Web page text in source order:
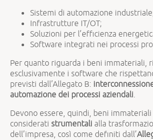
Sistemi di automazione
Infrastrutture IT/OT;
Soluzioni per l’efficienza
Software integrati nei processi
Per quanto riguarda i beni immateriali,
esclusivamente i software che
previsti dall’Allegato B:
automazione dei processi aziendali.
Devono essere, quindi, beni immateriali
considerati strumentalialla
dell’impresa, così come definiti dall’